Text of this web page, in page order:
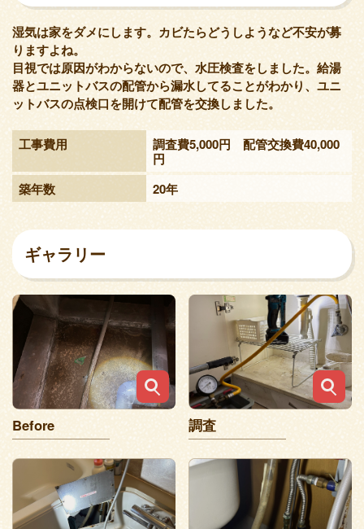
湿気は家をダメにします。カビたらどうしようなど不安が募
りますよね。
目視では原因がわからないので、水圧検査をしました。給湯
器とユニットバスの配管から漏水してることがわかり、ユニ
ットバスの点検口を開けて配管を交換しました。
工事費用
調査費5,000円 配管交換費40,000
円
築年数
20年
ギャラリー
Before 調査